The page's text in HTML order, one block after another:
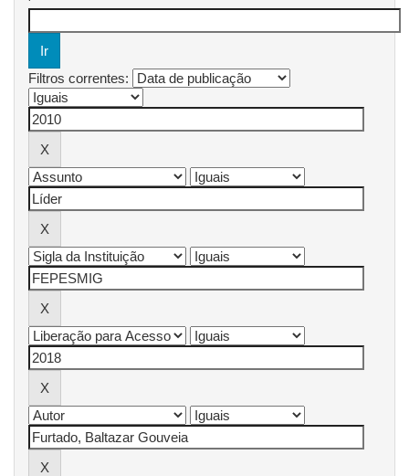
Filtros correntes: